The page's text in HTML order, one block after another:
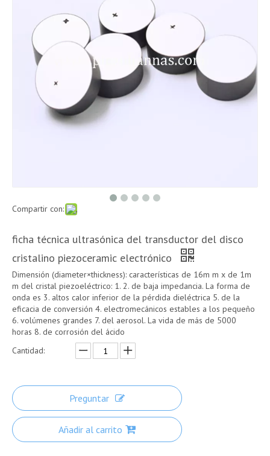
Compartir con:
ficha técnica ultrasónica del transductor del disco
cristalino piezoceramic electrónico
Dimensión (diameter×thickness): características de 16m m x de 1m
m del cristal piezoeléctrico: 1. 2. de baja impedancia. La forma de
onda es 3. altos calor inferior de la pérdida dieléctrica 5. de la
eficacia de conversión 4. electromecánicos estables a los pequeño
6. volúmenes grandes 7. del aerosol. La vida de más de 5000
horas 8. de corrosión del ácido
Cantidad:
Preguntar
Añadir al carrito